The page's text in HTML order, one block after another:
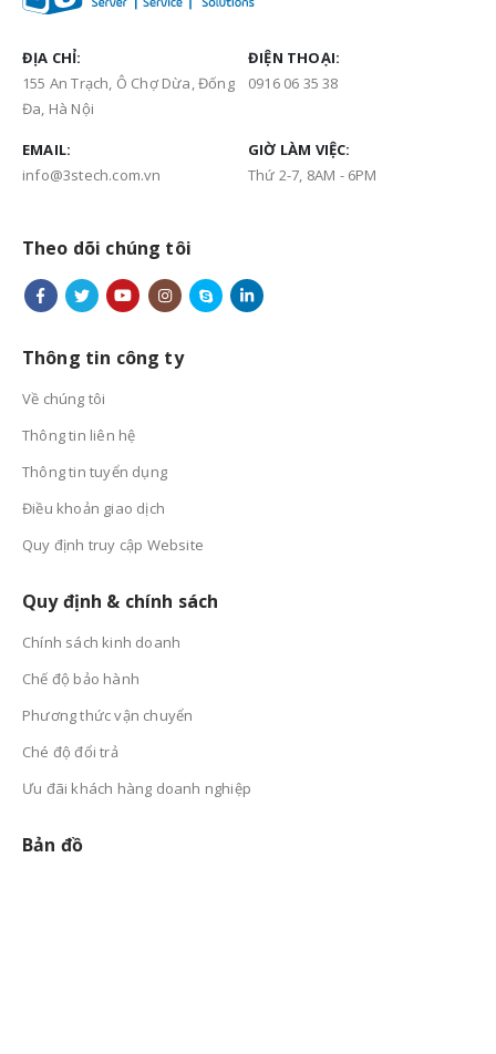
ĐỊA CHỈ:
155 An Trạch, Ô Chợ Dừa, Đống
Đa, Hà Nội
ĐIỆN THOẠI:
0916 06 35 38
EMAIL:
info@3stech.com.vn
GIỜ LÀM VIỆC:
Thứ 2-7, 8AM - 6PM
Theo dõi chúng tôi
Thông tin công ty
Về chúng tôi
Thông tin liên hệ
Thông tin tuyển dụng
Điều khoản giao dịch
Quy định truy cập Website
Quy định & chính sách
Chính sách kinh doanh
Chế độ bảo hành
Phương thức vận chuyển
Ché độ đổi trả
Ưu đãi khách hàng doanh nghiệp
Bản đồ